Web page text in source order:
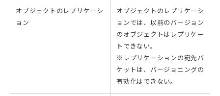
オブジェクトのレプリケーシ
ョン
オブジェクトのレプリケーシ
ョンでは、以前のバージョン
のオブジェクトはレプリケー
トできない。
※レプリケーションの宛先バ
ケットは、バージョニングの
有効化はできない。